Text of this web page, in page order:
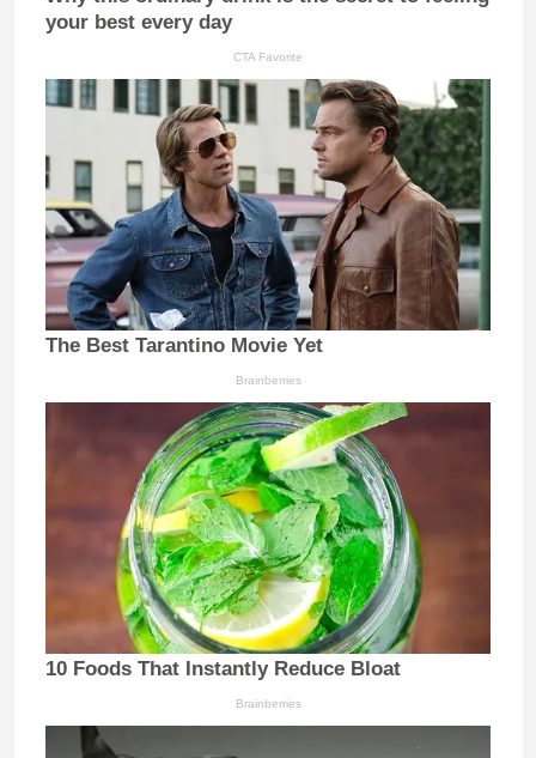
your best every day
CTA Favorite
The Best Tarantino Movie Yet
Brainberries
10 Foods That Instantly Reduce Bloat
Brainberries